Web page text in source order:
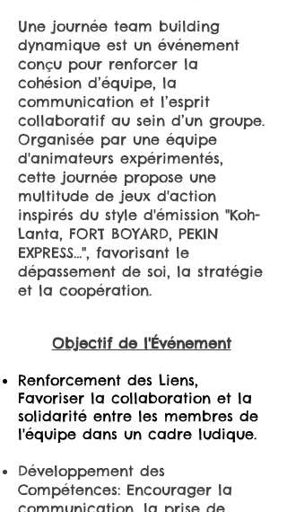
Une journée team building
dynamique est un événement
conçu pour renforcer la
cohésion d’équipe, la
communication et l’esprit
collaboratif au sein d’un groupe.
Organisée par une équipe
d'animateurs expérimentés,
cette journée propose une
multitude de jeux d'action
inspirés du style d'émission "Koh-
Lanta, FORT BOYARD, PEKIN
EXPRESS…", favorisant le
dépassement de soi, la stratégie
et la coopération.
Objectif de l'Événement
Renforcement des Liens,
Favoriser la collaboration et la
solidarité entre les membres de
l'équipe dans un cadre ludique.
Développement des
Compétences: Encourager la
communication, la prise de